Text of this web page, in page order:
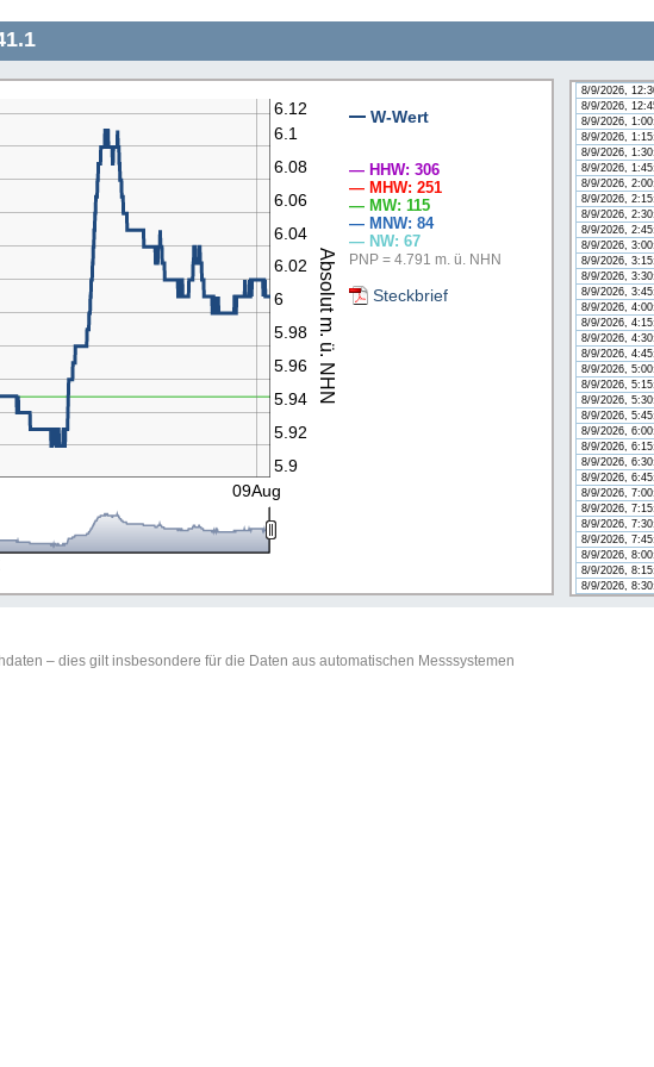
Absolut m. ü. NHN
5.9
5.92
5.94
5.96
5.98
6
6.02
6.04
6.06
6.08
6.1
6.12
09Aug
W-Wert
— HHW: 306
— MHW: 251
— MW: 115
— MNW: 84
— NW: 67
PNP = 4.791 m. ü. NHN
Steckbrief
8/9/2026,
8/9/2026,
8/9/2026,
8/9/2026,
8/9/2026,
8/9/2026,
8/9/2026,
8/9/2026,
8/9/2026,
8/9/2026,
8/9/2026,
8/9/2026,
8/9/2026,
8/9/2026,
8/9/2026,
8/9/2026,
8/9/2026,
8/9/2026,
8/9/2026,
8/9/2026,
8/9/2026,
8/9/2026,
8/9/2026,
8/9/2026,
8/9/2026,
8/9/2026,
8/9/2026,
8/9/2026,
8/9/2026,
8/9/2026,
8/9/2026,
8/9/2026,
8/9/2026,
8/9/2026,
– dies gilt insbesondere für die Daten aus automatischen Messsystemen